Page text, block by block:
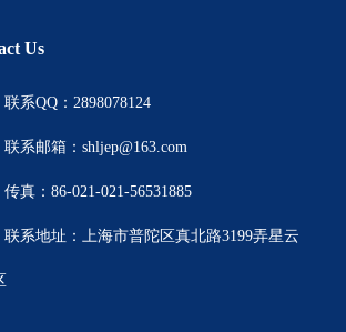
Us
联系QQ：2898078124
联系邮箱：shljep@163.com
传真：86-021-021-56531885
联系地址：上海市普陀区真北路3199弄星云